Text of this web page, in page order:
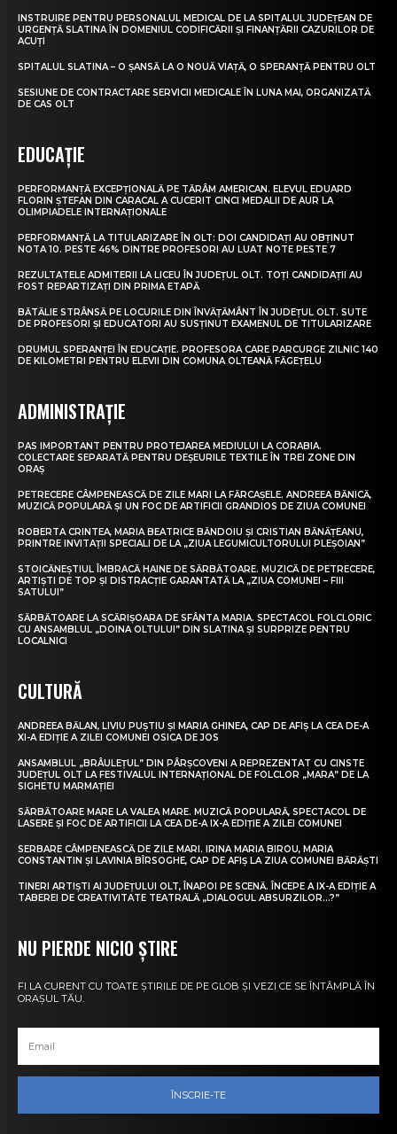
INSTRUIRE PENTRU PERSONALUL MEDICAL DE LA SPITALUL JUDEȚEAN DE
URGENȚĂ SLATINA ÎN DOMENIUL CODIFICĂRII ȘI FINANȚĂRII CAZURILOR DE
ACUȚI
SPITALUL SLATINA – O ȘANSĂ LA O NOUĂ VIAȚĂ, O SPERANȚĂ PENTRU OLT
SESIUNE DE CONTRACTARE SERVICII MEDICALE ÎN LUNA MAI, ORGANIZATĂ
DE CAS OLT
EDUCAȚIE
PERFORMANȚĂ EXCEPȚIONALĂ PE TĂRÂM AMERICAN. ELEVUL EDUARD
FLORIN ȘTEFAN DIN CARACAL A CUCERIT CINCI MEDALII DE AUR LA
OLIMPIADELE INTERNAȚIONALE
PERFORMANȚĂ LA TITULARIZARE ÎN OLT: DOI CANDIDAȚI AU OBȚINUT
NOTA 10. PESTE 46% DINTRE PROFESORI AU LUAT NOTE PESTE 7
REZULTATELE ADMITERII LA LICEU ÎN JUDEȚUL OLT. TOȚI CANDIDAȚII AU
FOST REPARTIZAȚI DIN PRIMA ETAPĂ
BĂTĂLIE STRÂNSĂ PE LOCURILE DIN ÎNVĂȚĂMÂNT ÎN JUDEȚUL OLT. SUTE
DE PROFESORI ȘI EDUCATORI AU SUSȚINUT EXAMENUL DE TITULARIZARE
DRUMUL SPERANȚEI ÎN EDUCAȚIE. PROFESORA CARE PARCURGE ZILNIC 140
DE KILOMETRI PENTRU ELEVII DIN COMUNA OLTEANĂ FĂGEȚELU
ADMINISTRAȚIE
PAS IMPORTANT PENTRU PROTEJAREA MEDIULUI LA CORABIA.
COLECTARE SEPARATĂ PENTRU DEȘEURILE TEXTILE ÎN TREI ZONE DIN
ORAȘ
PETRECERE CÂMPENEASCĂ DE ZILE MARI LA FĂRCAȘELE. ANDREEA BĂNICĂ,
MUZICĂ POPULARĂ ȘI UN FOC DE ARTIFICII GRANDIOS DE ZIUA COMUNEI
ROBERTA CRINTEA, MARIA BEATRICE BĂNDOIU ȘI CRISTIAN BĂNĂȚEANU,
PRINTRE INVITAȚII SPECIALI DE LA „ZIUA LEGUMICULTORULUI PLEȘOIAN”
STOICĂNEȘTIUL ÎMBRACĂ HAINE DE SĂRBĂTOARE. MUZICĂ DE PETRECERE,
ARTIȘTI DE TOP ȘI DISTRACȚIE GARANTATĂ LA „ZIUA COMUNEI – FIII
SATULUI”
SĂRBĂTOARE LA SCĂRIȘOARA DE SFÂNTA MARIA. SPECTACOL FOLCLORIC
CU ANSAMBLUL „DOINA OLTULUI” DIN SLATINA ȘI SURPRIZE PENTRU
LOCALNICI
CULTURĂ
ANDREEA BĂLAN, LIVIU PUȘTIU ȘI MARIA GHINEA, CAP DE AFIȘ LA CEA DE-A
XI-A EDIȚIE A ZILEI COMUNEI OSICA DE JOS
ANSAMBLUL „BRÂULEȚUL” DIN PÂRȘCOVENI A REPREZENTAT CU CINSTE
JUDEȚUL OLT LA FESTIVALUL INTERNAȚIONAL DE FOLCLOR „MARA” DE LA
SIGHETU MARMAȚIEI
SĂRBĂTOARE MARE LA VALEA MARE. MUZICĂ POPULARĂ, SPECTACOL DE
LASERE ȘI FOC DE ARTIFICII LA CEA DE-A IX-A EDIȚIE A ZILEI COMUNEI
SERBARE CÂMPENEASCĂ DE ZILE MARI. IRINA MARIA BIROU, MARIA
CONSTANTIN ȘI LAVINIA BÎRSOGHE, CAP DE AFIȘ LA ZIUA COMUNEI BĂRĂȘTI
TINERI ARTIȘTI AI JUDEȚULUI OLT, ÎNAPOI PE SCENĂ. ÎNCEPE A IX-A EDIȚIE A
TABEREI DE CREATIVITATE TEATRALĂ „DIALOGUL ABSURZILOR…?”
NU PIERDE NICIO ȘTIRE
FI LA CURENT CU TOATE ȘTIRILE DE PE GLOB ȘI VEZI CE SE ÎNTÂMPLĂ ÎN
ORAȘUL TĂU.
ÎNSCRIE-TE